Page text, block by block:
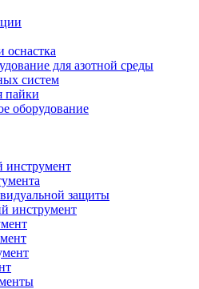
для азотной среды
систем
пайки
оборудование
защиты
инструмент